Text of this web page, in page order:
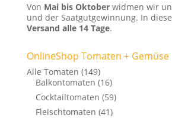
Von Mai bis Oktoberwidmen wir
und der Saatgutgewinnung. In
Versand alle 14 Tage.
OnlineShop Tomaten + Gemüse
Alle Tomaten (149)
Balkontomaten (16)
Cocktailtomaten (59)
Fleischtomaten (41)